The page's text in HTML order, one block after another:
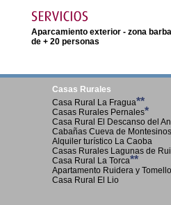
Aparcamiento exterior - zona
de + 20 personas
Casas Rurales
Casa Rural La Fragua**
Casas Rurales Pernales*
Casa Rural El Descanso del
Cabañas Cueva de Montesinos
Alquiler turístico La Caoba
Casas Rurales Lagunas de
Casa Rural La Torca**
Apartamento Ruidera y
Casa Rural El Lio